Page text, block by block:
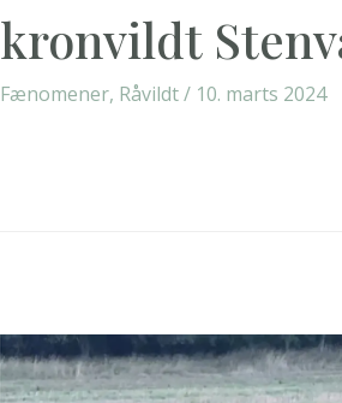
kronvildt
Fænomener, Råvildt/ 10. marts 2024